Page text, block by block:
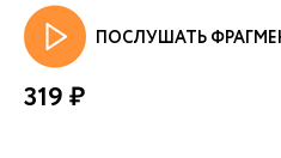
ПОСЛУШАТЬ
319 ₽